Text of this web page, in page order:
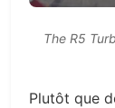
The R5
Plutôt que